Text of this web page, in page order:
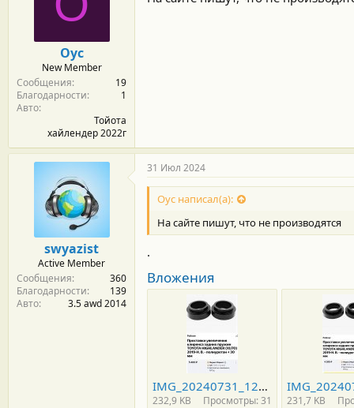
Оус
New Member
Сообщения
19
Благодарности
1
Авто
Тойота
хайлендер 2022г
swyazist
Active Member
Сообщения
360
Благодарности
139
Авто
3.5 awd 2014
31 Июл 2024
Оус написал(а):
На сайте пишут, что не производятся
.
Вложения
IMG_20240731_121237.jpg
232,9 KB Просмотры: 31 231,7 KB